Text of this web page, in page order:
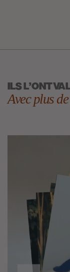
Avec plus
ILS L'ONT